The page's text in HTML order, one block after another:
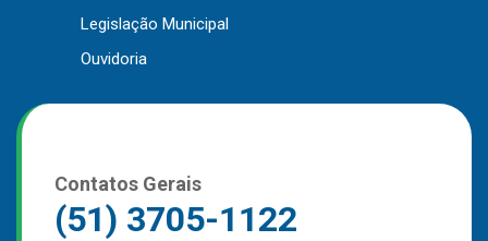
Legislação Municipal
Ouvidoria
Contatos Gerais
(51) 3705-1122